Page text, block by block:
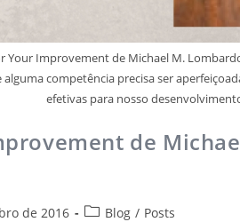
Your Improvement de Michael M.
competência precisa ser
efetivas para nosso
de
de 2016 Blog / Posts